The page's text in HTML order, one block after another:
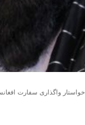
واگذاری سفارت